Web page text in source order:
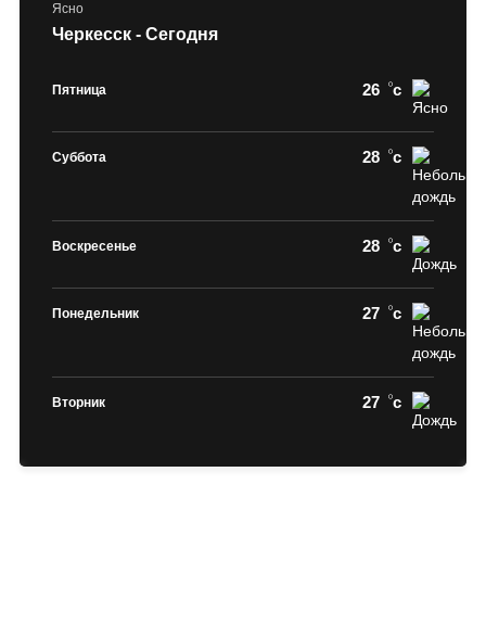
Ясно
Черкесск - Сегодня
Пятница 26 c
Суббота 28 c
Воскресенье 28 c
Понедельник 27 c
Вторник 27 c